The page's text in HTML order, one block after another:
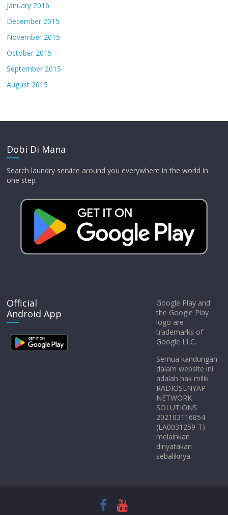
January 2016
December 2015
November 2015
October 2015
September 2015
August 2015
Dobi Di Mana
Search laundry service around you everywhere in the world in
one step
Official
Android App
Google Play and
the Google Play
logo are
trademarks of
Google LLC.
Semua kandungan
dalam website ini
adalah hak milik
RADIOSENYAP
NETWORK
SOLUTIONS
202103116854
(LA0031259-T)
melainkan
dinyatakan
sebaliknya